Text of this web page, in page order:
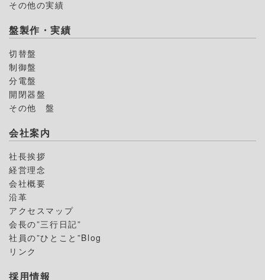
その他の実績
盤製作・実績
切替盤
制御盤
分電盤
開閉器盤
その他 盤
会社案内
社長挨拶
経営理念
会社概要
沿革
アクセスマップ
会長の”三行日記”
社員の”ひとこと”Blog
リンク
採用情報